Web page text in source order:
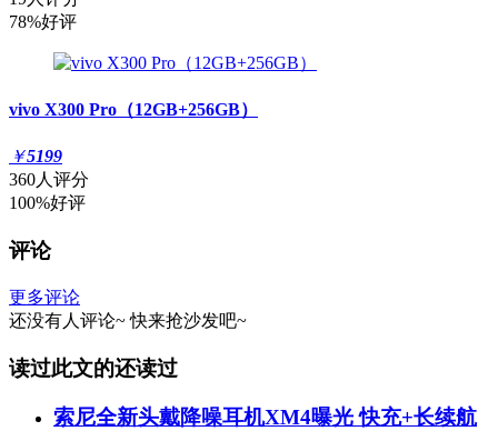
78%好评
vivo X300 Pro（12GB+256GB）
￥5199
360人评分
100%好评
评论
更多评论
还没有人评论~ 快来抢沙发吧~
读过此文的还读过
索尼全新头戴降噪耳机XM4曝光 快充+长续航